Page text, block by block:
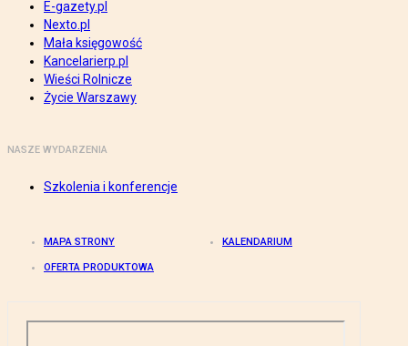
E-gazety.pl
Nexto.pl
Mała księgowość
Kancelarierp.pl
Wieści Rolnicze
Życie Warszawy
NASZE WYDARZENIA
Szkolenia i konferencje
MAPA STRONY KALENDARIUM
OFERTA PRODUKTOWA